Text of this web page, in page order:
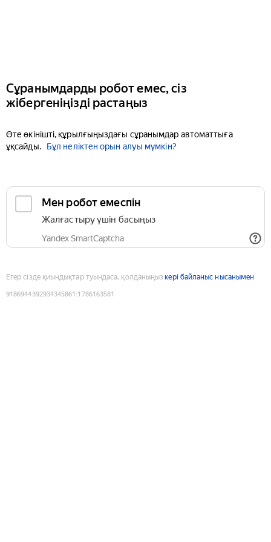
Сұранымдарды робот емес, сіз
жібергеніңізді растаңыз
Өте өкінішті, құрылғыңыздағы сұранымдар автоматтыға
ұқсайды.
Бұл неліктен орын алуы мүмкін?
Мен робот емеспін
Жалғастыру үшін басыңыз
Yandex SmartCaptcha
Егер сізде қиындықтар туындаса, қолданыңыз кері байланыс нысанымен
9186944392934345861 :1786163581